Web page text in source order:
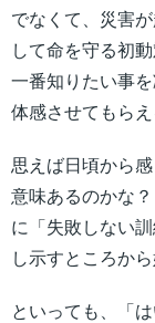
でなくて、災害
して命を守る初
一番知りたい事
体感させてもらえ
思えば日頃から
意味あるのかな
に「失敗しない
し示すところから
といっても、「